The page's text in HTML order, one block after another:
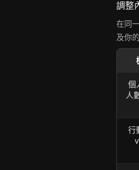
調整
在同
及你
個
人
行